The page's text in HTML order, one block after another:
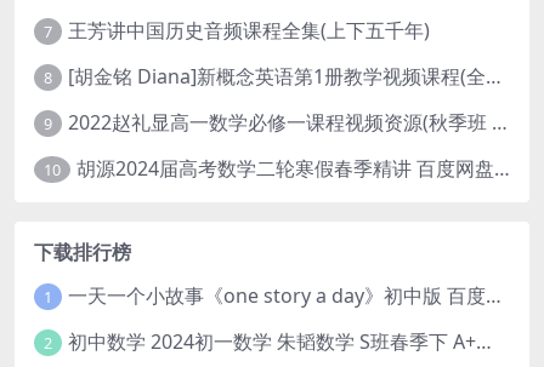
7 王芳讲中国历史音频课程全集(上下五千年)
8 [胡金铭 Diana]新概念英语第1册教学视频课程(全集 百度网盘下载)
9 2022赵礼显高一数学必修一课程视频资源(秋季班 含讲义)百度网盘云
10 胡源2024届高考数学二轮寒假春季精讲 百度网盘分享
下载排行榜
1 一天一个小故事《one story a day》初中版 百度网盘分享下载
2 初中数学 2024初一数学 朱韬数学 S班春季下 A+班春季下 百度云网盘